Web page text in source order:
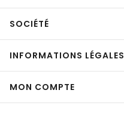
SOCIÉTÉ
INFORMATIONS LÉGALES
MON COMPTE